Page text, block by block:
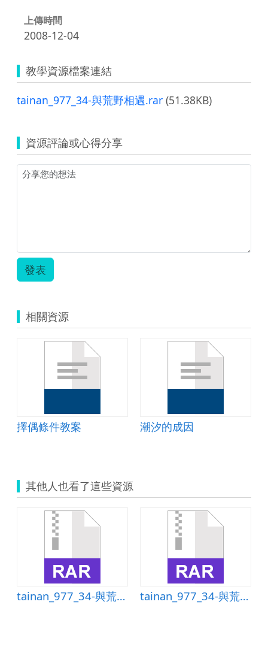
上傳時間
2008-12-04
教學資源檔案連結
tainan_977_34-與荒野相遇.rar (51.38KB)
資源評論或心得分享
發表
相關資源
擇偶條件教案 潮汐的成因
其他人也看了這些資源
tainan_977_34-與荒野相遇 tainan_977_34-與荒野相遇